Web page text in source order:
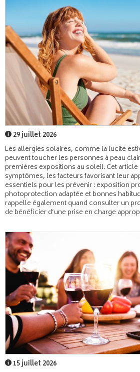
29 juillet 2026
Les allergies solaires, comme la lucite
peuvent toucher les personnes à peau
premières expositions au soleil. Cet
symptômes, les facteurs favorisant leur
essentiels pour les prévenir : exposition
photoprotection adaptée et bonnes
rappelle également quand consulter un
de bénéficier d’une prise en charge
15 juillet 2026